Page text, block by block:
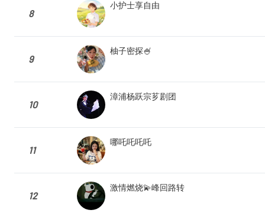
8
小护士享自由
9
柚子密探🍧
10
漳浦杨跃宗芗剧团
11
哪吒吒吒吒
12
激情燃烧💫峰回路转